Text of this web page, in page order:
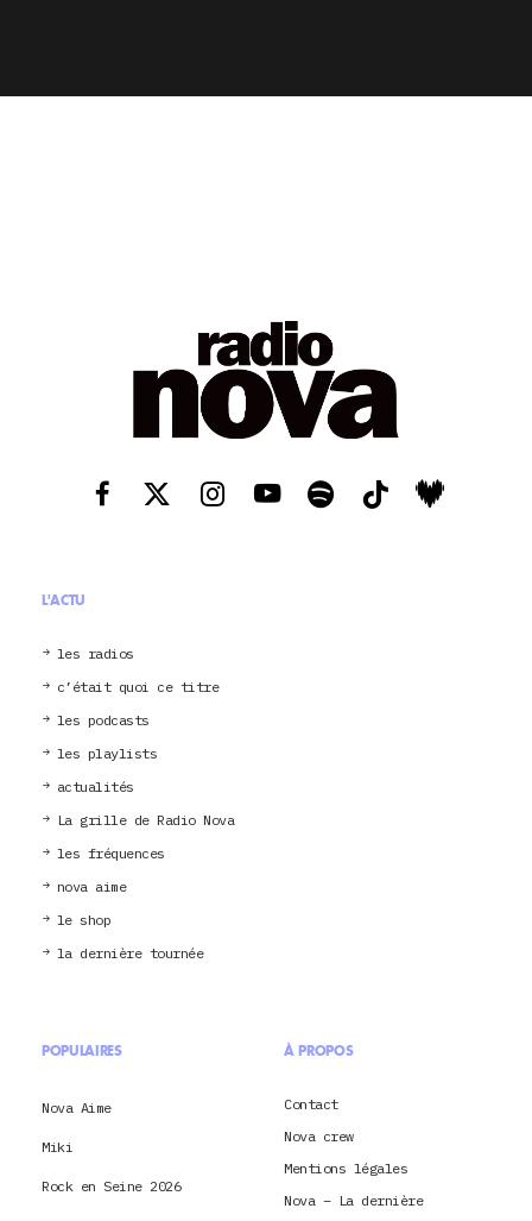
L'ACTU
les radios
c’était quoi ce titre
les podcasts
les playlists
actualités
La grille de Radio Nova
les fréquences
nova aime
le shop
la dernière tournée
POPULAIRES
Nova Aime
Miki
Rock en Seine 2026
À PROPOS
Contact
Nova crew
Mentions légales
Nova – La dernière